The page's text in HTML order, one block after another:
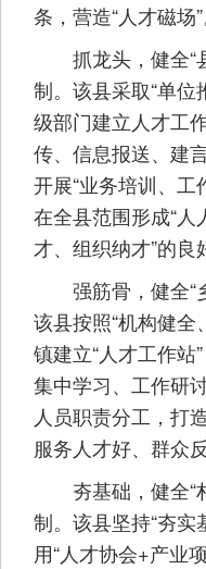
条，营造“人才磁场”
抓龙头，健全“
制。该县采取“单位
级部门建立人才工
传、信息报送、建
开展“业务培训、工
在全县范围形成“
才、组织纳才”的良
强筋骨，健全“乡
该县按照“机构健全
镇建立“人才工作站
集中学习、工作研
人员职责分工，打
服务人才好、群众
夯基础，健全“
制。该县坚持“夯实
用“人才协会+产业